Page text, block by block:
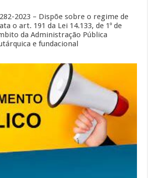
282-2023 – Dispõe sobre o regime de
o art. 191 da Lei 14.133, de 1º de
da Administração Pública
e fundacional